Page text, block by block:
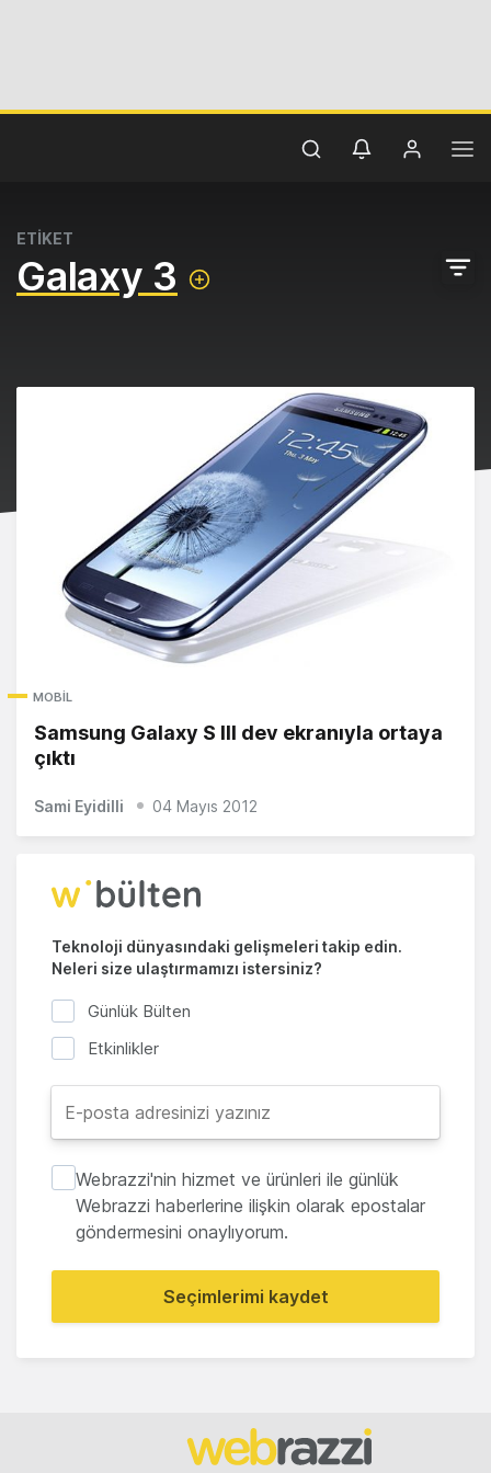
ETİKET
Galaxy 3
MOBIL
Samsung Galaxy S III dev ekranıyla ortaya
çıktı
Sami Eyidilli 04 Mayıs 2012
Teknoloji dünyasındaki gelişmeleri takip edin.
Neleri size ulaştırmamızı istersiniz?
Günlük Bülten
Etkinlikler
Webrazzi'nin hizmet ve ürünleri ile günlük
Webrazzi haberlerine ilişkin olarak epostalar
göndermesini onaylıyorum.
Seçimlerimi kaydet